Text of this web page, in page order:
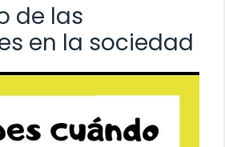
de las
en la sociedad